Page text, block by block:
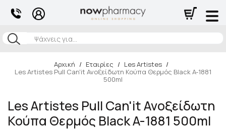
Αναζήτηση
Αρχική / Εταιρίες / Les Artistes /
Les Artistes Pull Can'it Ανοξείδωτη Κούπα Θερμός Black A-1881
500ml
Les Artistes Pull Can'it Ανοξείδωτη
Κούπα Θερμός Black A-1881 500ml